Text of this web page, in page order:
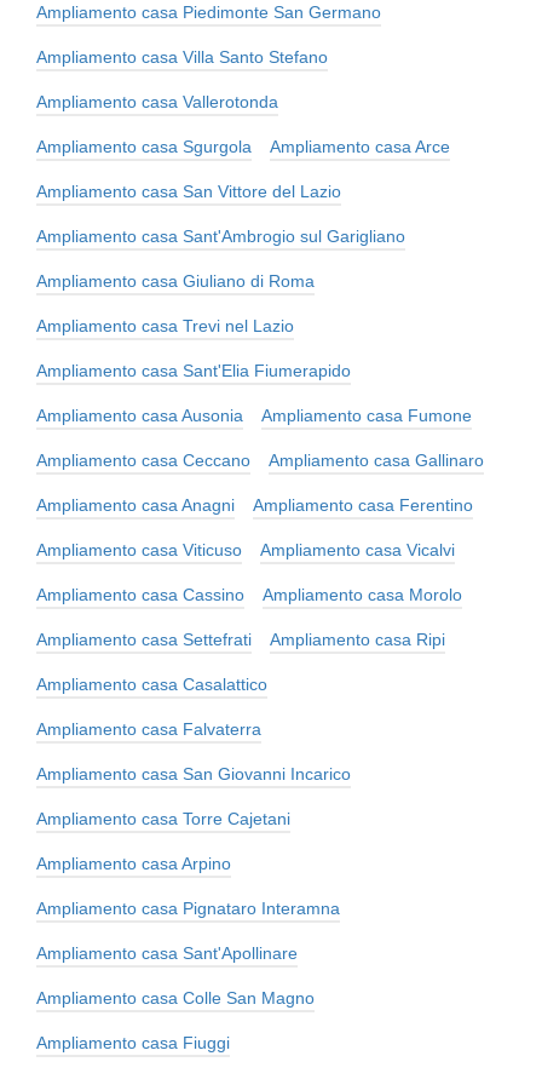
Ampliamento casa Piedimonte San Germano
Ampliamento casa Villa Santo Stefano
Ampliamento casa Vallerotonda
Ampliamento casa Sgurgola Ampliamento casa Arce
Ampliamento casa San Vittore del Lazio
Ampliamento casa Sant'Ambrogio sul Garigliano
Ampliamento casa Giuliano di Roma
Ampliamento casa Trevi nel Lazio
Ampliamento casa Sant'Elia Fiumerapido
Ampliamento casa Ausonia Ampliamento casa Fumone
Ampliamento casa Ceccano Ampliamento casa Gallinaro
Ampliamento casa Anagni Ampliamento casa Ferentino
Ampliamento casa Viticuso Ampliamento casa Vicalvi
Ampliamento casa Cassino Ampliamento casa Morolo
Ampliamento casa Settefrati Ampliamento casa Ripi
Ampliamento casa Casalattico
Ampliamento casa Falvaterra
Ampliamento casa San Giovanni Incarico
Ampliamento casa Torre Cajetani
Ampliamento casa Arpino
Ampliamento casa Pignataro Interamna
Ampliamento casa Sant'Apollinare
Ampliamento casa Colle San Magno
Ampliamento casa Fiuggi